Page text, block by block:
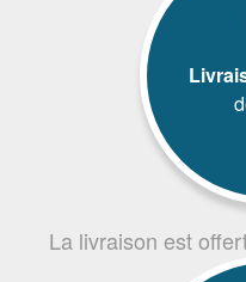
La livraison est